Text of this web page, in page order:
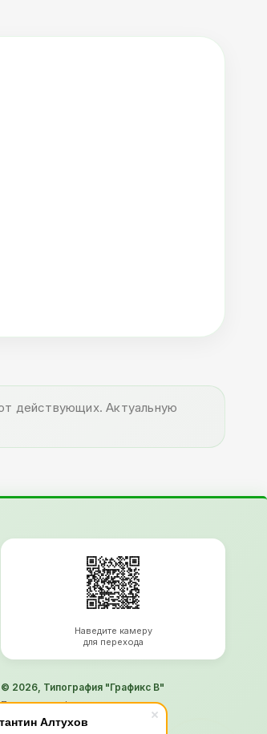
Алтухов
действующих. Актуальную
Наведите камеру
для перехода
© 2026, Типография "Графикс В"
Политика конфиденциальности
Согласие на обработку ПД
Информация не является офертой